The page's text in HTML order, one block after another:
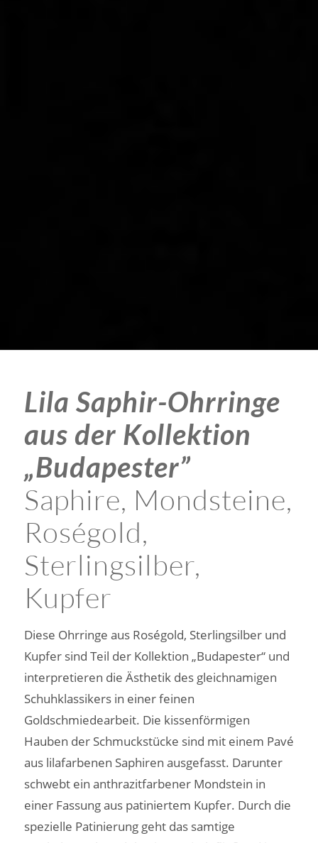
Lila Saphir-Ohrringe
aus der Kollektion
„Budapester”
Saphire, Mondsteine,
Roségold,
Sterlingsilber,
Kupfer
Diese Ohrringe aus Roségold, Sterlingsilber und
Kupfer sind Teil der Kollektion „Budapester“ und
interpretieren die Ästhetik des gleichnamigen
Schuhklassikers in einer feinen
Goldschmiedearbeit. Die kissenförmigen
Hauben der Schmuckstücke sind mit einem Pavé
aus lilafarbenen Saphiren ausgefasst. Darunter
schwebt ein anthrazitfarbener Mondstein in
einer Fassung aus patiniertem Kupfer. Durch die
spezielle Patinierung geht das samtige